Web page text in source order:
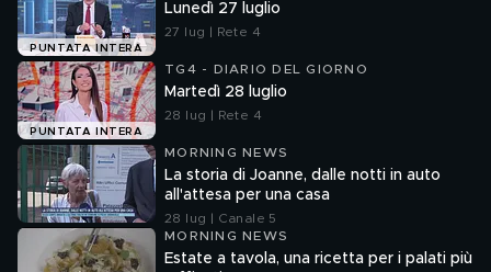
PUNTATA INTERA
Lunedì 27 luglio
27 lug | Rete 4
PUNTATA INTERA
TG4 - DIARIO DEL GIORNO
Martedì 28 luglio
28 lug | Rete 4
MORNING NEWS
La storia di Joanne, dalle notti in auto
all'attesa per una casa
28 lug | Canale 5
MORNING NEWS
Estate a tavola, una ricetta per i palati più